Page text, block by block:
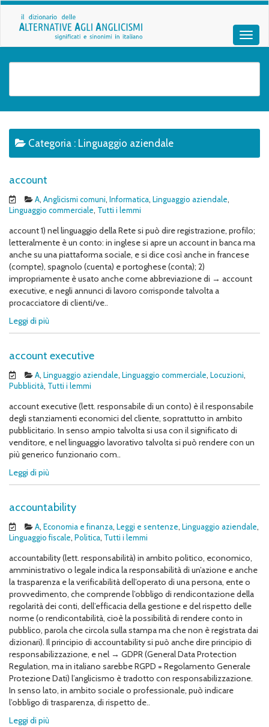
Categoria : Linguaggio aziendale
account
A, Anglicismi comuni, Informatica, Linguaggio aziendale,
Linguaggio commerciale, Tutti i lemmi
account 1) nel linguaggio della Rete si può dire registrazione, profilo;
letteralmente è un conto: in inglese si apre un account in banca ma
anche su una piattaforma sociale, e si dice così anche in francese
(compte), spagnolo (cuenta) e portoghese (conta); 2)
impropriamente è usato anche come abbreviazione di → account
executive, e negli annunci di lavoro corrisponde talvolta a
procacciatore di clienti/ve..
Leggi di più
account executive
A, Linguaggio aziendale, Linguaggio commerciale, Locuzioni,
Pubblicità, Tutti i lemmi
account executive (lett. responsabile di un conto) è il responsabile
degli stanziamenti economici del cliente, soprattutto in ambito
pubblicitario. In senso ampio talvolta si usa con il significato di
venditore, e nel linguaggio lavorativo talvolta si può rendere con un
più generico funzionario com..
Leggi di più
accountability
A, Economia e finanza, Leggi e sentenze, Linguaggio aziendale,
Linguaggio fiscale, Politica, Tutti i lemmi
accountability (lett. responsabilità) in ambito politico, economico,
amministrativo o legale indica la responsabilità di un’azione e anche
la trasparenza e la verificabilità dell’operato di una persona, ente o
provvedimento, che comprende l’obbligo di rendicontazione della
regolarità dei conti, dell’efficacia della gestione e del rispetto delle
norme (o rendicontabilità, cioè la possibilità di rendere conto in
pubblico, parola che circola sulla stampa ma che non è registrata dai
dizionari). Il principio di accountability si può anche dire principio di
responsabilizzazione, e nel → GDPR (General Data Protection
Regulation, ma in italiano sarebbe RGPD = Regolamento Generale
Protezione Dati) l’anglicismo è tradotto con responsabilizzazione.
In senso lato, in ambito sociale o professionale, può indicare
l’obbligo di trasparenza, di rispetto de..
Leggi di più